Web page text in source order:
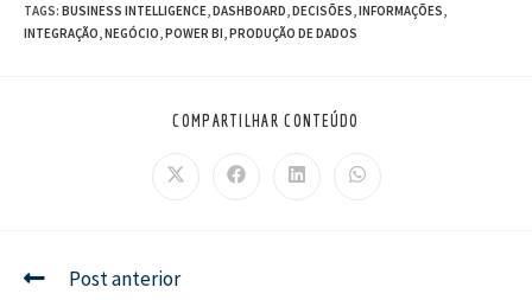
TAGS: BUSINESS INTELLIGENCE,DASHBOARD,DECISÕES,INFORMAÇÕES,
INTEGRAÇÃO,NEGÓCIO,POWER BI,PRODUÇÃO DE DADOS
COMPARTILHAR CONTEÚDO
Post anterior